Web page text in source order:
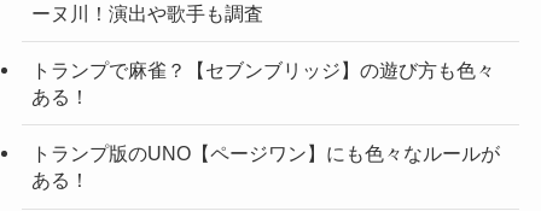
ーヌ川！演出や歌手も調査
トランプで麻雀？【セブンブリッジ】の遊び方も色々
ある！
トランプ版のUNO【ページワン】にも色々なルールが
ある！